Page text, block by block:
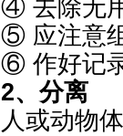
④ 去除无
⑤ 应注意
⑥ 作好记
2、分离
人或动物